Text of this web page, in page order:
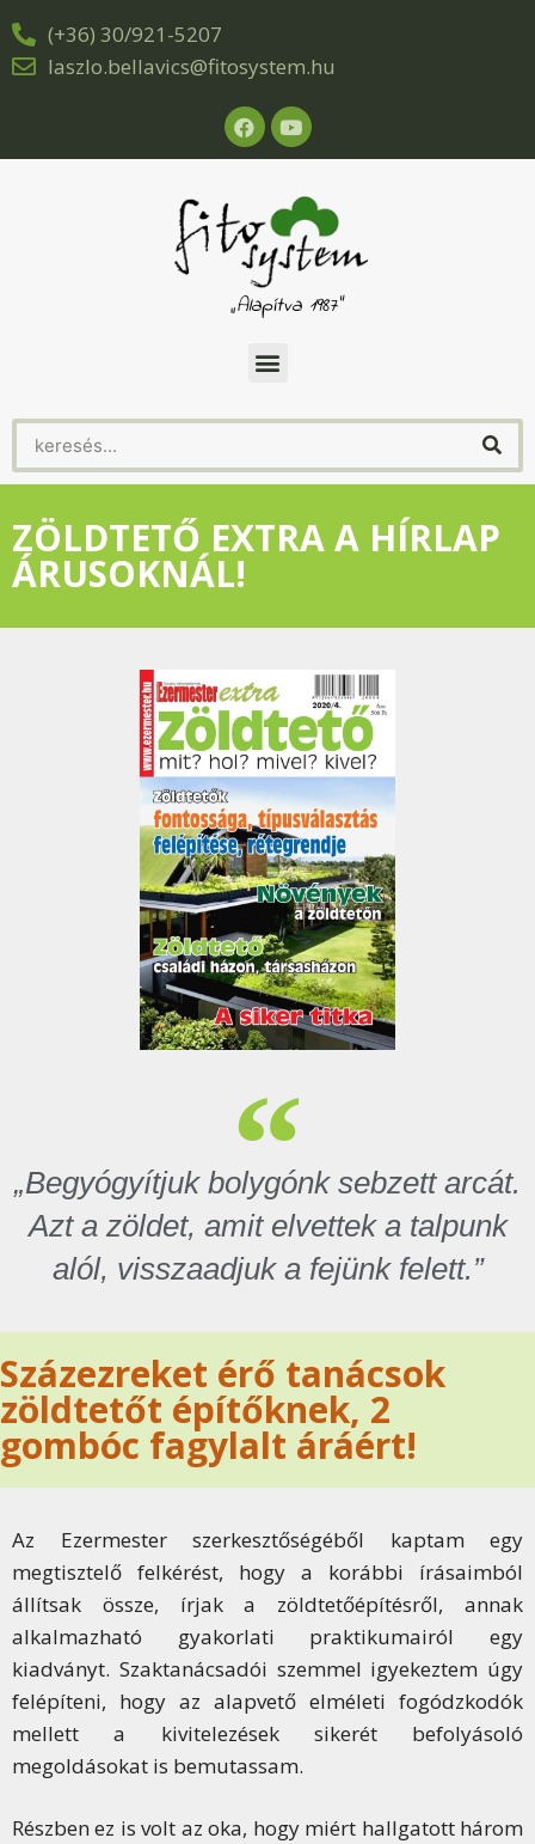
(+36) 30/921-5207
laszlo.bellavics@fitosystem.hu
„Alapítva 1987”
ZÖLDTETŐ EXTRA A HÍRLAP
ÁRUSOKNÁL!
„Begyógyítjuk bolygónk sebzett arcát.
Azt a zöldet, amit elvettek a talpunk
alól, visszaadjuk a fejünk felett.”
Százezreket érő tanácsok
zöldtetőt építőknek, 2
gombóc fagylalt áráért!
Az Ezermester szerkesztőségéből kaptam egy
megtisztelő felkérést, hogy a korábbi írásaimból
állítsak össze, írjak a zöldtetőépítésről, annak
alkalmazható gyakorlati praktikumairól egy
kiadványt. Szaktanácsadói szemmel igyekeztem úgy
felépíteni, hogy az alapvető elméleti fogódzkodók
mellett a kivitelezések sikerét befolyásoló
megoldásokat is bemutassam.
Részben ez is volt az oka, hogy miért hallgatott három